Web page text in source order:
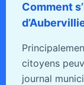
Comment
citoyens
journal